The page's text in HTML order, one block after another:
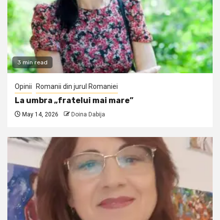
3 min read
Opinii Romanii din jurul Romaniei
La umbra „fratelui mai mare”
May 14, 2026 Doina Dabija